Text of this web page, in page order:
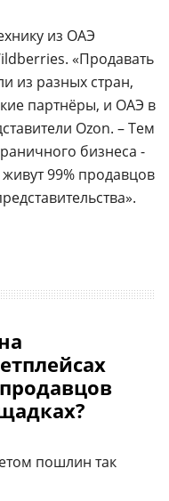
из ОАЭ
«Продавать
из разных стран,
партнёры, и ОАЭ в
Ozon. – Тем
бизнеса -
живут 99% продавцов
пошлин так